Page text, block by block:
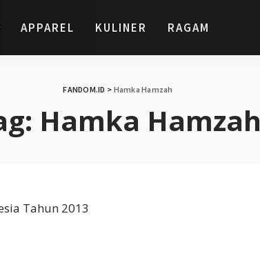
APPAREL KULINER RAGAM
FANDOM.ID > Hamka Hamzah
Hamka Hamzah